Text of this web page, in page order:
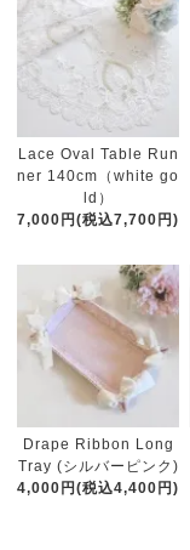
Lace Oval Table Run
ner 140cm（white go
ld）
7,000円(税込7,700円)
Drape Ribbon Long
Tray (シルバーピンク)
4,000円(税込4,400円)